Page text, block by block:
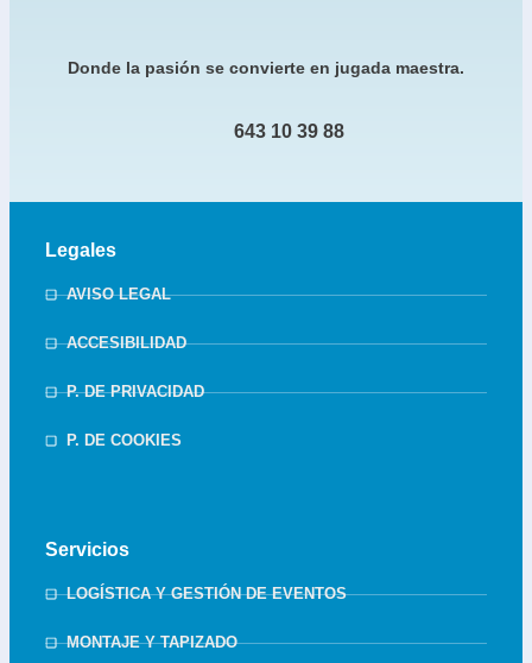
Donde la pasión se convierte en jugada maestra.
643 10 39 88
Legales
AVISO LEGAL
ACCESIBILIDAD
P. DE PRIVACIDAD
P. DE COOKIES
Servicios
LOGÍSTICA Y GESTIÓN DE EVENTOS
MONTAJE Y TAPIZADO